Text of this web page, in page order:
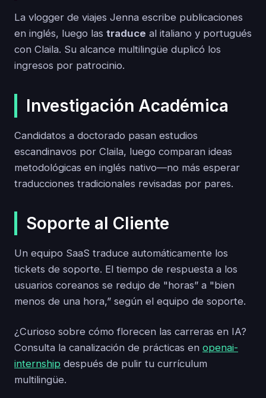
La vlogger de viajes Jenna escribe publicaciones
en inglés, luego las traduce al italiano y portugués
con Claila. Su alcance multilingüe duplicó los
ingresos por patrocinio.
Investigación Académica
Candidatos a doctorado pasan estudios
escandinavos por Claila, luego comparan ideas
metodológicas en inglés nativo—no más esperar
traducciones tradicionales revisadas por pares.
Soporte al Cliente
Un equipo SaaS traduce automáticamente los
tickets de soporte. El tiempo de respuesta a los
usuarios coreanos se redujo de "horas” a "bien
menos de una hora,” según el equipo de soporte.
¿Curioso sobre cómo florecen las carreras en IA?
Consulta la canalización de prácticas en openai-
internship después de pulir tu currículum
multilingüe.